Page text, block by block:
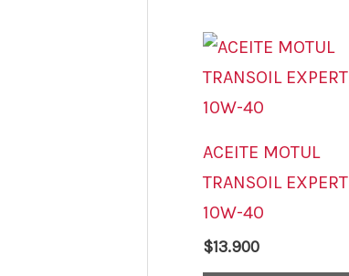
ACEITE MOTUL
TRANSOIL EXPERT
10W-40
$13.900